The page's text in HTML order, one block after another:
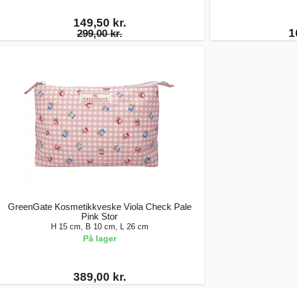
149,50 kr.
299,00 kr.
GreenGate Kosmetikkveske Viola Check Pale
Pink Stor
H 15 cm, B 10 cm, L 26 cm
På lager
389,00 kr.